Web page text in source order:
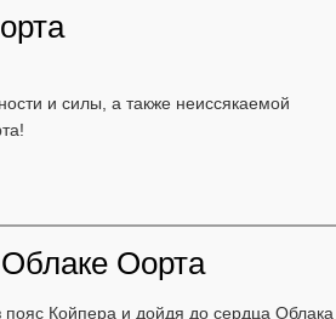
и силы, а также неиссякаемой
Оорта
пояс Койпера и дойдя до сердца Облака